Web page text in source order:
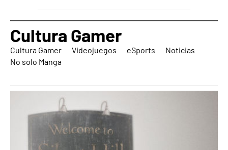
Cultura Gamer
Cultura Gamer Videojuegos eSports
Noticias
No solo Manga